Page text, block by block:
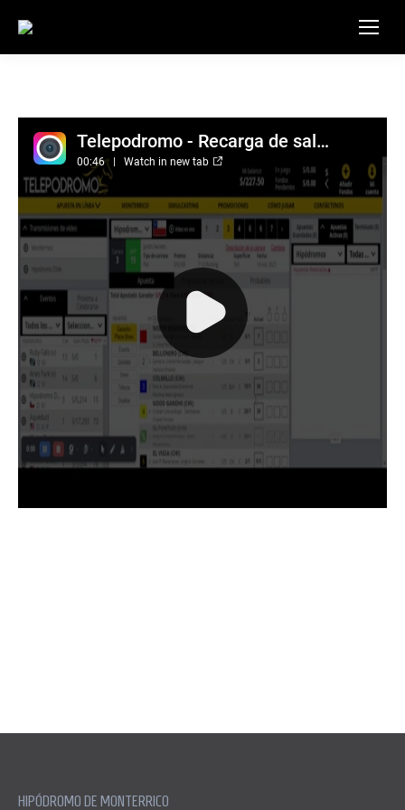
HIPÓDROMO DE MONTERRICO